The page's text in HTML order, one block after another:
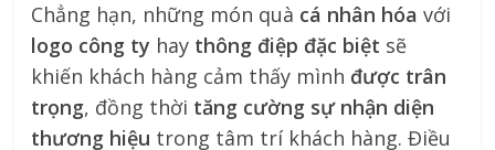
Chẳng hạn, những món quà cá nhân hóa với
logo công ty hay thông điệp đặc biệt sẽ
khiến khách hàng cảm thấy mình được trân
trọng, đồng thời tăng cường sự nhận diện
thương hiệu trong tâm trí khách hàng. Điều